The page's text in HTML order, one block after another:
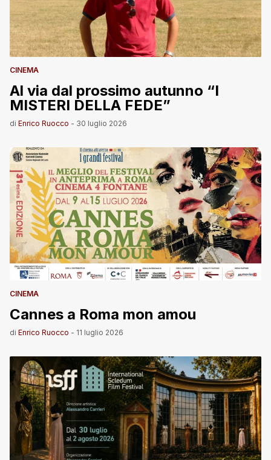
CINEMA
Al via dal prossimo autunno “I
MISTERI DELLA FEDE”
di Enrico Ruocco - 30 luglio 2026
CINEMA
Cannes a Roma mon amou
di Enrico Ruocco - 11 luglio 2026